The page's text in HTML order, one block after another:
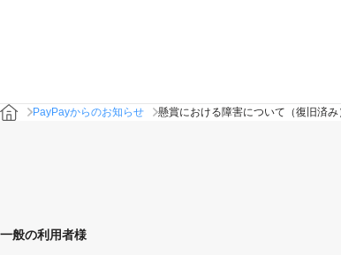
PayPayからのお知らせ 懸賞における障害について（復旧済み
一般の利用者様